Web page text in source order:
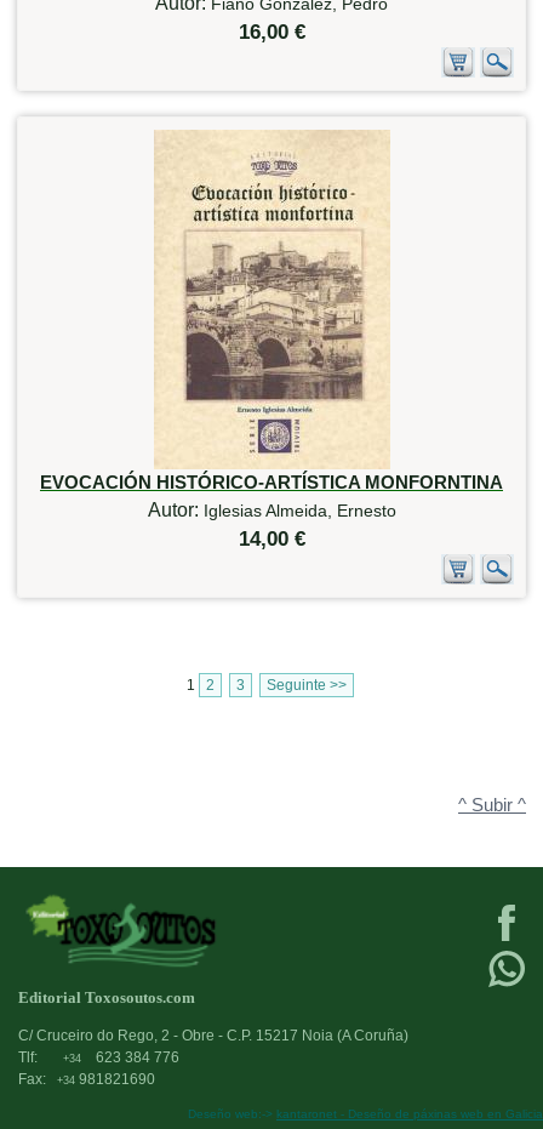
16,00 €
EVOCACIÓN HISTÓRICO-ARTÍSTICA MONFORNTINA
Autor: Iglesias Almeida, Ernesto
14,00 €
1 2 3 Seguinte >>
^ Subir ^
Editorial Toxosoutos.com
C/ Cruceiro do Rego, 2 - Obre - C.P. 15217 Noia (A Coruña)
Tlf:
+34
623 384 776
Fax:
+34 981821690
Deseño web:-> kantaronet - Deseño de páxinas web en Galicia